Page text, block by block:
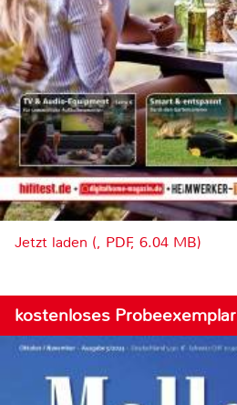
Jetzt laden (, PDF, 6.04 MB)
kostenloses Probeexemplar